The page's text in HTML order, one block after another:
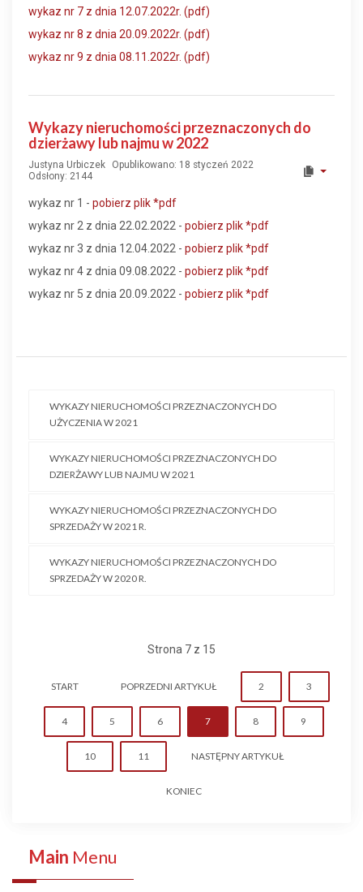
wykaz nr 7 z dnia 12.07.2022r. (pdf)
wykaz nr 8 z dnia 20.09.2022r. (pdf)
wykaz nr 9 z dnia 08.11.2022r. (pdf)
Wykazy nieruchomości przeznaczonych do
dzierżawy lub najmu w 2022
Justyna Urbiczek
Opublikowano: 18 styczeń 2022
Odsłony: 2144
wykaz nr 1 - pobierz plik*pdf
wykaz nr 2 z dnia 22.02.2022 - pobierz plik*pdf
wykaz nr 3 z dnia 12.04.2022 - pobierz plik*pdf
wykaz nr 4 z dnia 09.08.2022 - pobierz plik*pdf
wykaz nr 5 z dnia 20.09.2022 - pobierz plik*pdf
WYKAZY NIERUCHOMOŚCI PRZEZNACZONYCH DO
UŻYCZENIA W 2021
WYKAZY NIERUCHOMOŚCI PRZEZNACZONYCH DO
DZIERŻAWY LUB NAJMU W 2021
WYKAZY NIERUCHOMOŚCI PRZEZNACZONYCH DO
SPRZEDAŻY W 2021 R.
WYKAZY NIERUCHOMOŚCI PRZEZNACZONYCH DO
SPRZEDAŻY W 2020 R.
Strona 7 z 15
START POPRZEDNI ARTYKUŁ 2 3
4 5 6 7 8 9
10 11 NASTĘPNY ARTYKUŁ
KONIEC
Main Menu